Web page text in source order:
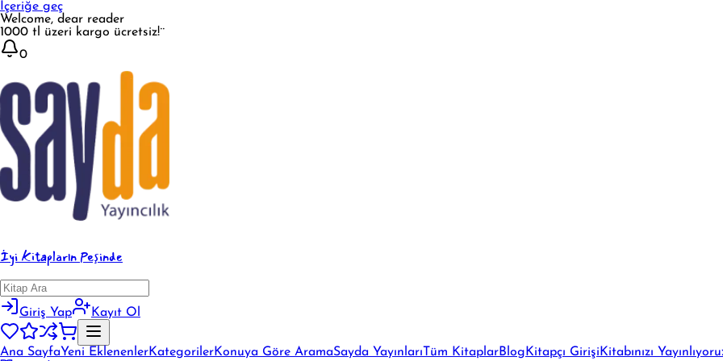
İçeriğe geç
Welcome, dear reader
1000 tl üzeri kargo ücretsiz!¨
0
İyi Kitapların Peşinde
Giriş Yap Kayıt Ol
Ana SayfaYeni EklenenlerKategorilerKonuya Göre AramaSayda Yayınları Tüm KitaplarBlog Kitapçı Girişi Kitabınızı